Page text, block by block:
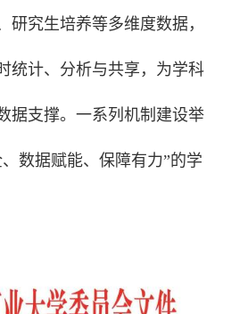
研究生培养等多维度数据，
统计、分析与共享，为学科
据支撑。一系列机制建设举
数据赋能、保障有力”的学